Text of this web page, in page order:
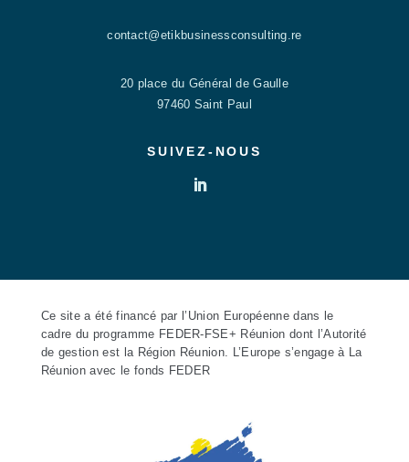
contact@etikbusinessconsulting.re
20 place du Général de Gaulle
97460 Saint Paul
SUIVEZ-NOUS
Ce site a été financé par l’Union Européenne dans le
cadre du programme FEDER-FSE+ Réunion dont l’Autorité
de gestion est la Région Réunion. L’Europe s’engage à La
Réunion avec le fonds FEDER